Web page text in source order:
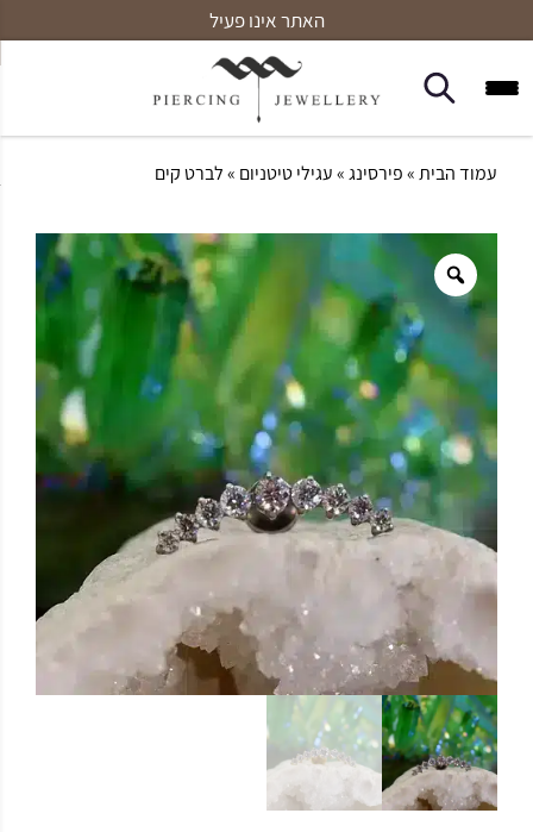
האתר אינו פעיל
עמוד הבית»פירסינג»עגילי טיטניום » לברט קים
Zoom